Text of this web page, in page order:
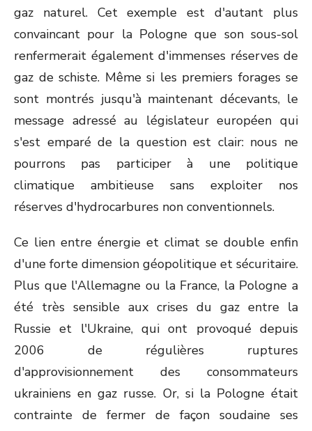
gaz naturel. Cet exemple est d'autant plus
convaincant pour la Pologne que son sous-sol
renfermerait également d'immenses réserves de
gaz de schiste. Même si les premiers forages se
sont montrés jusqu'à maintenant décevants, le
message adressé au législateur européen qui
s'est emparé de la question est clair: nous ne
pourrons pas participer à une politique
climatique ambitieuse sans exploiter nos
réserves d'hydrocarbures non conventionnels.
Ce lien entre énergie et climat se double enfin
d'une forte dimension géopolitique et sécuritaire.
Plus que l'Allemagne ou la France, la Pologne a
été très sensible aux crises du gaz entre la
Russie et l'Ukraine, qui ont provoqué depuis
2006 de régulières ruptures
d'approvisionnement des consommateurs
ukrainiens en gaz russe. Or, si la Pologne était
contrainte de fermer de façon soudaine ses